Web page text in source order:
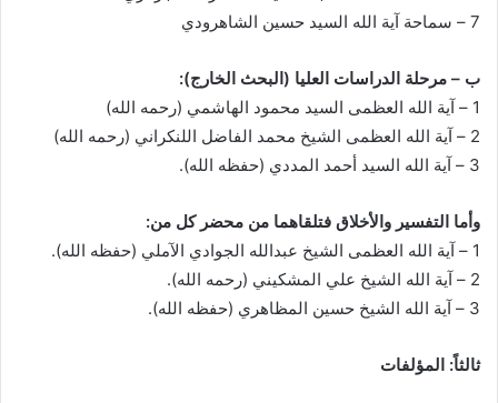
7 – سماحة آية الله السيد حسين الشاهرودي
ب – مرحلة الدراسات العليا (البحث الخارج):
1 – آية الله العظمى السيد محمود الهاشمي (رحمه الله)
2 – آية الله العظمى الشيخ محمد الفاضل اللنكراني (رحمه الله)
3 – آية الله السيد أحمد المددي (حفظه الله).
وأما التفسير والأخلاق فتلقاهما من محضر كل من:
1 – آية الله العظمى الشيخ عبدالله الجوادي الآملي (حفظه الله).
2 – آية الله الشيخ علي المشكيني (رحمه الله).
3 – آية الله الشيخ حسين المظاهري (حفظه الله).
ثالثاً: المؤلفات